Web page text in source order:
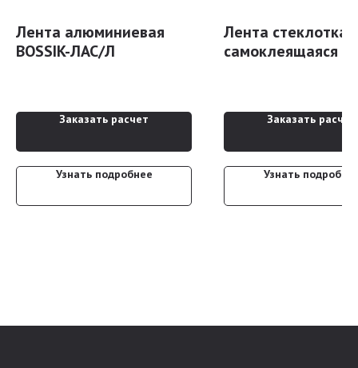
Лента алюминиевая
BOSSIK-ЛАС/Л
Заказать расчет
Узнать подробнее
Лента
самоклеящаяся
Заказать расчет
Узнать
Ваше имя
Ваш email
данных в порядке и на условиях, указанных вПолитике обработки